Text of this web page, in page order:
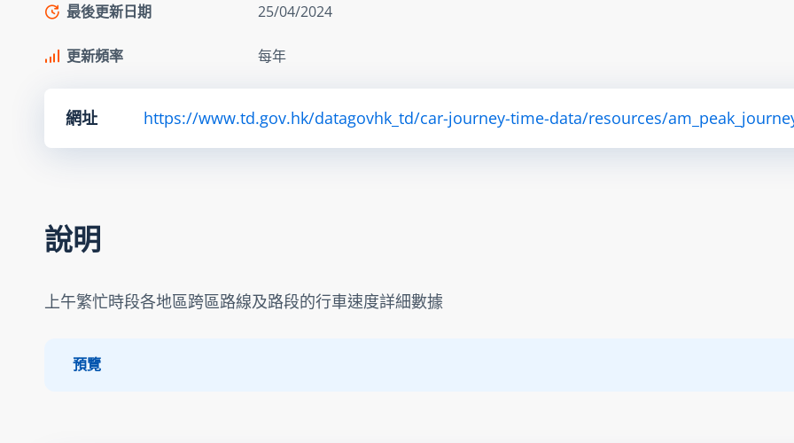
最後更新日期 25/04/2024
更新頻率 每年
網址 https://www.td.gov.hk/datagovhk_td/car-journey-time-data/resources/
說明
上午繁忙時段各地區跨區路線及路段的行車速度詳細數據
預覽